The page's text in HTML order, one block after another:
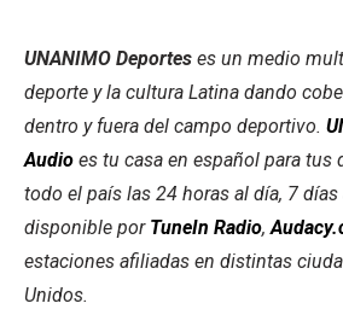
UNANIMO Deportes es un medio
deporte y la cultura Latina dando
dentro y fuera del campo deportivo.
Audio es tu casa en español para tus
todo el país las 24 horas al día, 7 días
disponible por TuneIn Radio,
estaciones afiliadas en distintas
Unidos.